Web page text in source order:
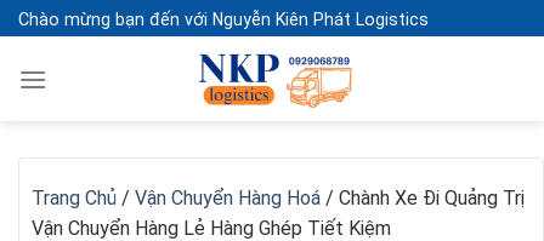
Skip
to
content
Chào mừng bạn đến với Nguyễn Kiên Phát Logistics
Trang Chủ / Vận Chuyển Hàng Hoá / Chành Xe Đi Quảng Trị
Vận Chuyển Hàng Lẻ Hàng Ghép Tiết Kiệm